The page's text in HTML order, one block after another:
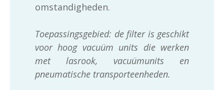
omstandigheden.
Toepassingsgebied: de filter is geschikt
voor hoog vacuüm units die werken
met lasrook, vacuümunits en
pneumatische transporteenheden.